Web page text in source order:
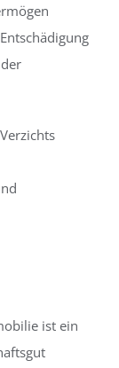
ist ein